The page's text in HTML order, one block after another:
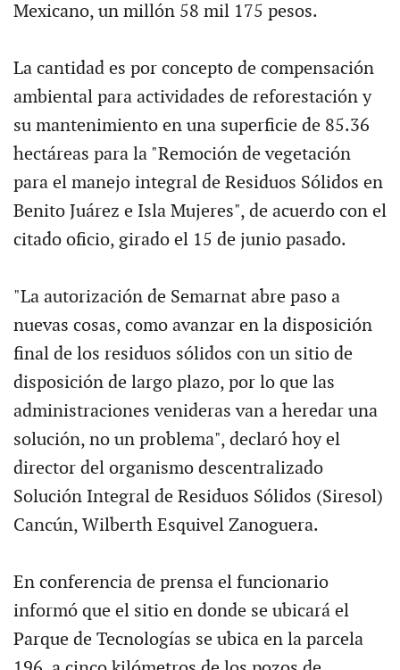
Mexicano, un millón 58 mil 175 pesos.
La cantidad es por concepto de compensación
ambiental para actividades de reforestación y
su mantenimiento en una superficie de 85.36
hectáreas para la "Remoción de vegetación
para el manejo integral de Residuos Sólidos en
Benito Juárez e Isla Mujeres", de acuerdo con el
citado oficio, girado el 15 de junio pasado.
"La autorización de Semarnat abre paso a
nuevas cosas, como avanzar en la disposición
final de los residuos sólidos con un sitio de
disposición de largo plazo, por lo que las
administraciones venideras van a heredar una
solución, no un problema", declaró hoy el
director del organismo descentralizado
Solución Integral de Residuos Sólidos (Siresol)
Cancún, Wilberth Esquivel Zanoguera.
En conferencia de prensa el funcionario
informó que el sitio en donde se ubicará el
Parque de Tecnologías se ubica en la parcela